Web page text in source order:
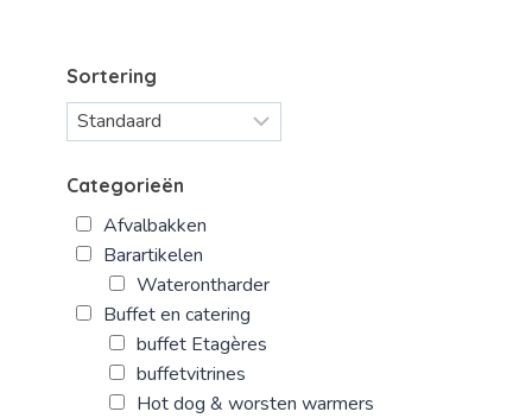
Sortering
Categorieën
Afvalbakken
Barartikelen
Waterontharder
Buffet en catering
buffet Etagères
buffetvitrines
Hot dog & worsten warmers